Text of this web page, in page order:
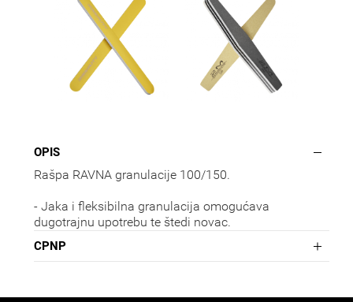
OPIS
Rašpa RAVNA granulacije 100/150.
- Jaka i fleksibilna granulacija omogućava
dugotrajnu upotrebu te štedi novac.
CPNP